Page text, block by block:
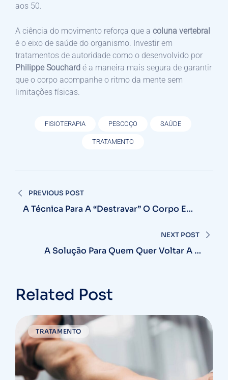
aos 50.
A ciência do movimento reforça que a coluna vertebral
é o eixo de saúde do organismo. Investir em
tratamentos de autoridade como o desenvolvido por
Philippe Souchard é a maneira mais segura de garantir
que o corpo acompanhe o ritmo da mente sem
limitações físicas.
FISIOTERAPIA PESCOÇO SAÚDE
TRATAMENTO
de
PREVIOUS POST
A Técnica Para A “destravar” O Corpo E
NEXT POST
A Solução Para Quem Quer Voltar A Se
Related Post
TRATAMENTO